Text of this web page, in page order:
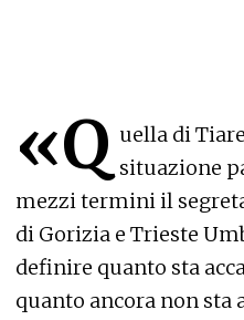
«Q uella di
situazione
mezzi termini il
di Gorizia e Trieste
definire quanto sta
quanto ancora non sta